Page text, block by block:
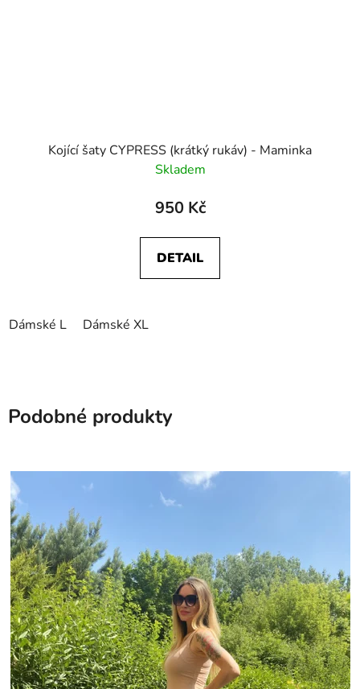
Kojící šaty CYPRESS (krátký rukáv) - Maminka
Skladem
950 Kč
DETAIL
Dámské L Dámské XL
Podobné produkty